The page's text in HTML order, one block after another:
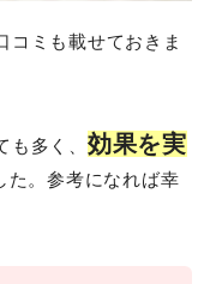
コミも載せておきま
多く、 効果を実
た。参考になれば幸